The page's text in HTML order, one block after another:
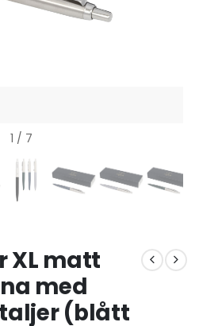
1 / 7
XL matt
med
(blått